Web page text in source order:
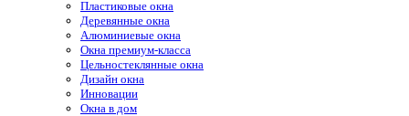
Пластиковые окна
Деревянные окна
Алюминиевые окна
Окна премиум-класса
Цельностеклянные окна
Дизайн окна
Инновации
Окна в дом